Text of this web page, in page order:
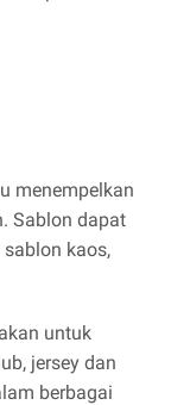
menempelkan
Sablon dapat
kaos,
untuk
jersey dan
berbagai